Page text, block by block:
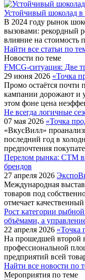
Устойчивый шоколад в
В 2024 году рынок
вызовами: рекордный
влияние на
Найти все статьи по
Новости по теме
FMCG-cитуация: Две
29 июня 2026 «Точка
Промо остаётся
кампании дорожают и
этом фоне цена
Не всегда логичные
07 мая 2026 «Точка
«ВкусВилл»
последний год в
предпочтения
Перелом рынка: СТМ
брендов
27 апреля 2026
Международная
товаров под
отмечает
Рост категории
объёмами, а
22 апреля 2026 «Точка
На прошедшей второй
профессиональной
предприятий всей
Найти все новости по
Мероприятия по теме